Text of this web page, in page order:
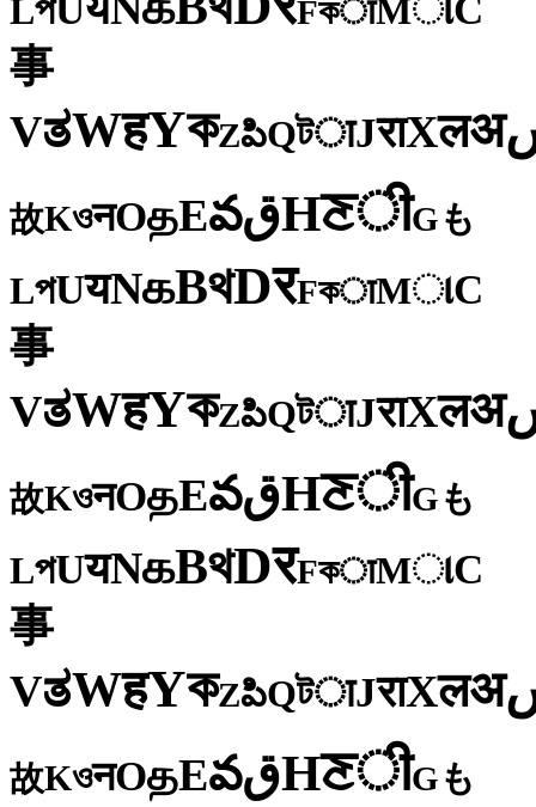
LপU FকाMાC
事
VತWहYকZపిQটाJराXलअ
故KওनOதEవقHਣीGも
LপUयNகBথDरFকाMાC
事
VತWहYকZపిQটाJराXलअ
故KওनOதEవقHਣीGも
LপUयNகBথDरFকाMાC
事
VತWहYকZపిQটाJराXलअ
故KওनOதEవقHਣीGも